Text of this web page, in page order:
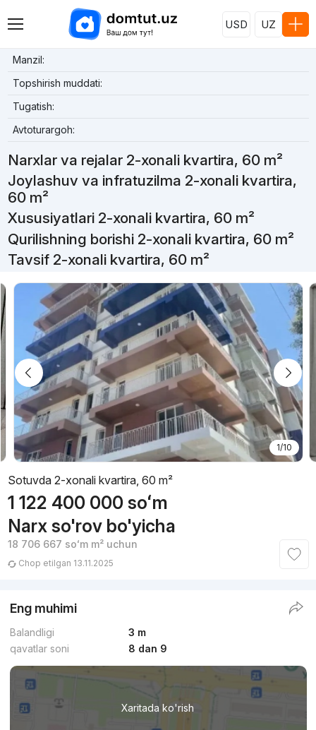
USD UZ
Manzil:
Topshirish muddati:
Tugatish:
Avtoturargoh:
Narxlar va rejalar 2-xonali kvartira, 60 m²
Joylashuv va infratuzilma 2-xonali kvartira,
60 m²
Xususiyatlari 2-xonali kvartira, 60 m²
Qurilishning borishi 2-xonali kvartira, 60 m²
Tavsif 2-xonali kvartira, 60 m²
1/10
Sotuvda 2-xonali kvartira, 60 m²
1 122 400 000 soʻm
Narx so'rov bo'yicha
18 706 667 soʻmm² uchun
Chop etilgan 13.11.2025
Eng muhimi
Balandligi
3 m
qavatlar soni
8 dan 9
Xaritada ko'rish